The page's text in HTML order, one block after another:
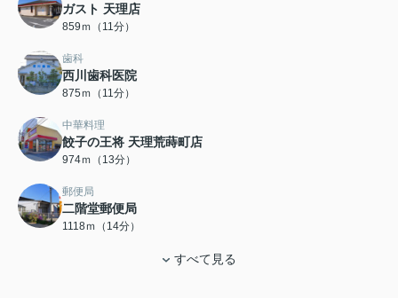
ガスト 天理店
859ｍ（11分）
歯科
西川歯科医院
875ｍ（11分）
中華料理
餃子の王将 天理荒蒔町店
974ｍ（13分）
郵便局
二階堂郵便局
1118ｍ（14分）
すべて見る